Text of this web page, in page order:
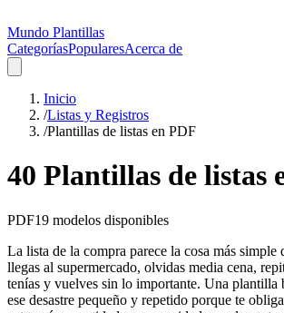
Mundo Plantillas
CategoríasPopularesAcerca de
Inicio
/Listas y Registros
/Plantillas de listas en PDF
40 Plantillas de listas
PDF19 modelos disponibles
La lista de la compra parece la cosa más simple
llegas al supermercado, olvidas media cena,
tenías y vuelves sin lo importante. Una plantilla
ese desastre pequeño y repetido porque te